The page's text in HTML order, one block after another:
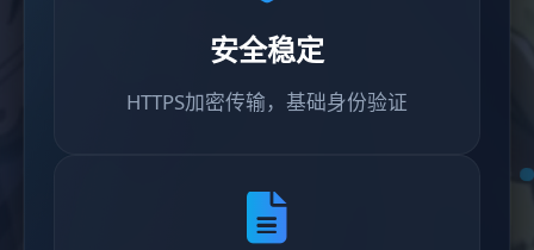
安全稳定
HTTPS加密传输，基础身份验证